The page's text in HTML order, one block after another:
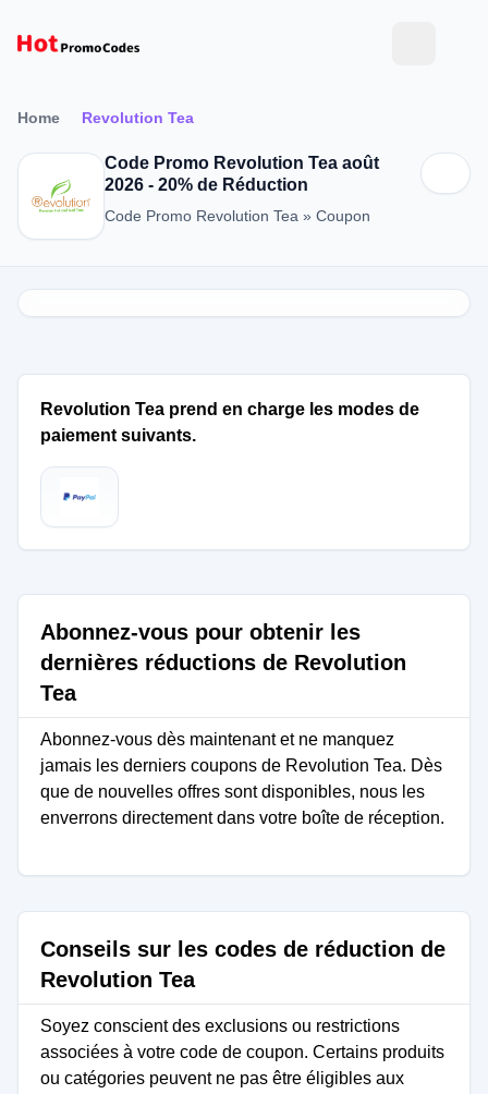
Home Revolution Tea
Code Promo Revolution Tea août
2026 - 20% de Réduction
Code Promo Revolution Tea » Coupon
Revolution Tea prend en charge les modes de
paiement suivants.
Abonnez-vous pour obtenir les
dernières réductions de Revolution
Tea
Abonnez-vous dès maintenant et ne manquez
jamais les derniers coupons de Revolution Tea. Dès
que de nouvelles offres sont disponibles, nous les
enverrons directement dans votre boîte de réception.
Conseils sur les codes de réduction de
Revolution Tea
Soyez conscient des exclusions ou restrictions
associées à votre code de coupon. Certains produits
ou catégories peuvent ne pas être éligibles aux